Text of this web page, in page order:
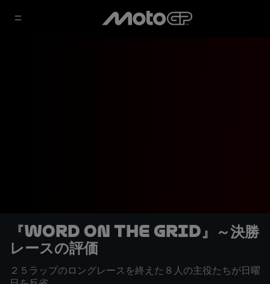
『Word on the grid』～決勝
レースの評価
２５ラップのロングレースを終えた８人の主役たちが日曜